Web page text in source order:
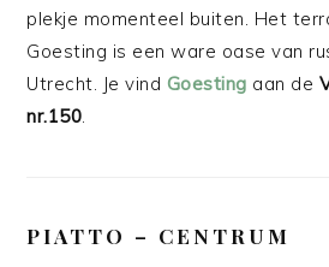
plekje momenteel buiten. Het
Goesting is een ware oase van
Utrecht. Je vind Goesting aan de
nr.150.
PIATTO – CENTRUM